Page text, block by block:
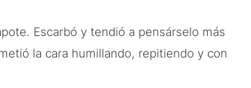
Escarbó y tendió a pensárselo más
la cara humillando, repitiendo y con